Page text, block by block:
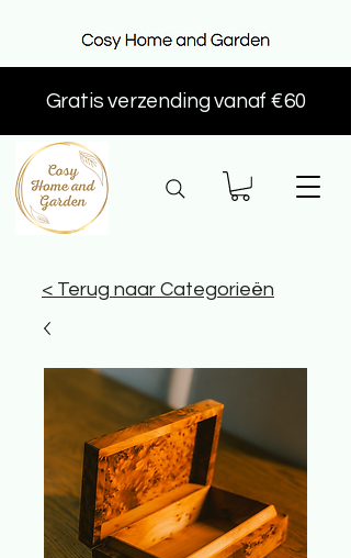
Gratis verzending vanaf €60
< Terug naar Categorieën